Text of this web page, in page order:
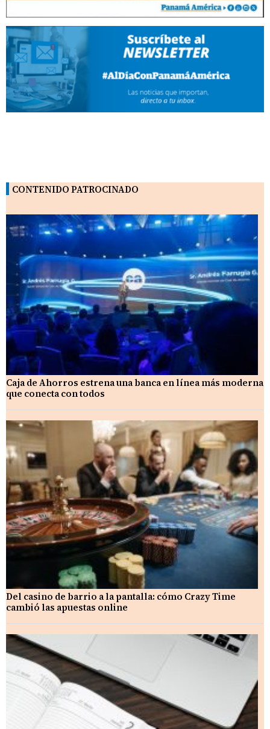
CONTENIDO PATROCINADO
Caja de Ahorros estrena una banca en línea más moderna
que conecta con todos
Del casino de barrio a la pantalla: cómo Crazy Time
cambió las apuestas online